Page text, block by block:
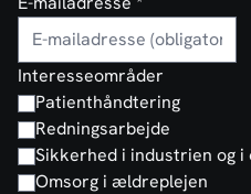
Interesseområder
Patienthåndtering
Redningsarbejde
Sikkerhed i industrien og
Omsorg i ældreplejen